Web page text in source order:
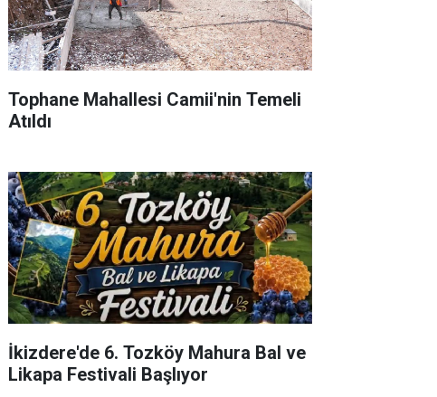
Tophane Mahallesi Camii'nin Temeli
Atıldı
İkizdere'de 6. Tozköy Mahura Bal ve
Likapa Festivali Başlıyor